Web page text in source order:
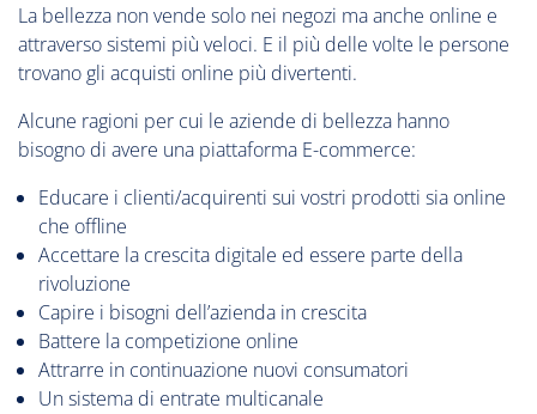
La bellezza non vende solo nei negozi ma anche online e
attraverso sistemi più veloci. E il più delle volte le persone
trovano gli acquisti online più divertenti.
Alcune ragioni per cui le aziende di bellezza hanno
bisogno di avere una piattaforma E-commerce:
Educare i clienti/acquirenti sui vostri prodotti sia online
che offline
Accettare la crescita digitale ed essere parte della
rivoluzione
Capire i bisogni dell’azienda in crescita
Battere la competizione online
Attrarre in continuazione nuovi consumatori
Un sistema di entrate multicanale